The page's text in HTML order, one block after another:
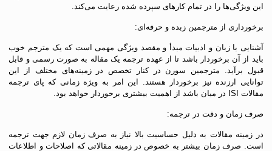
این ویژگی‌ها را در تمام کارهای سپرده شده رعایت می‌کند.
برخورداری از مترجمین زبده و حرفه‌ای:
آشنایی با زبان و ادبیات مبدأ و مقصد ویژگی مهمی است که یک مترجم خوب
باید از آن برخوردار باشد تا از عهده ترجمه یک مقاله به صورت رسمی و قابل
قبول برآید. مترجمین سورن در کنار تخصص در زمینه‌های مختلف از این
توانایی ارزنده نیز برخوردار هستند. این امر به ویژه زمانی که پای ترجمه
مقالات ISI در میان باشد از اهمیت بیشتری برخوردار خواهد بود.
صرف زمان و دقت در ترجمه:
در زمینه مقالات به دلیل حساسیت بالا نیاز به صرف زمان لازم جهت ترجمه
است. صرف زمان بیشتر به خصوص در زمینه مقالاتی که اصلاحات و اطلاعات